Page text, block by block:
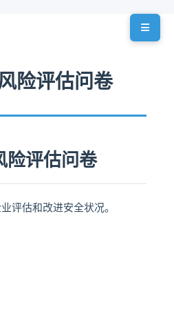
险评估问卷
险评估问卷
评估和改进安全状况。